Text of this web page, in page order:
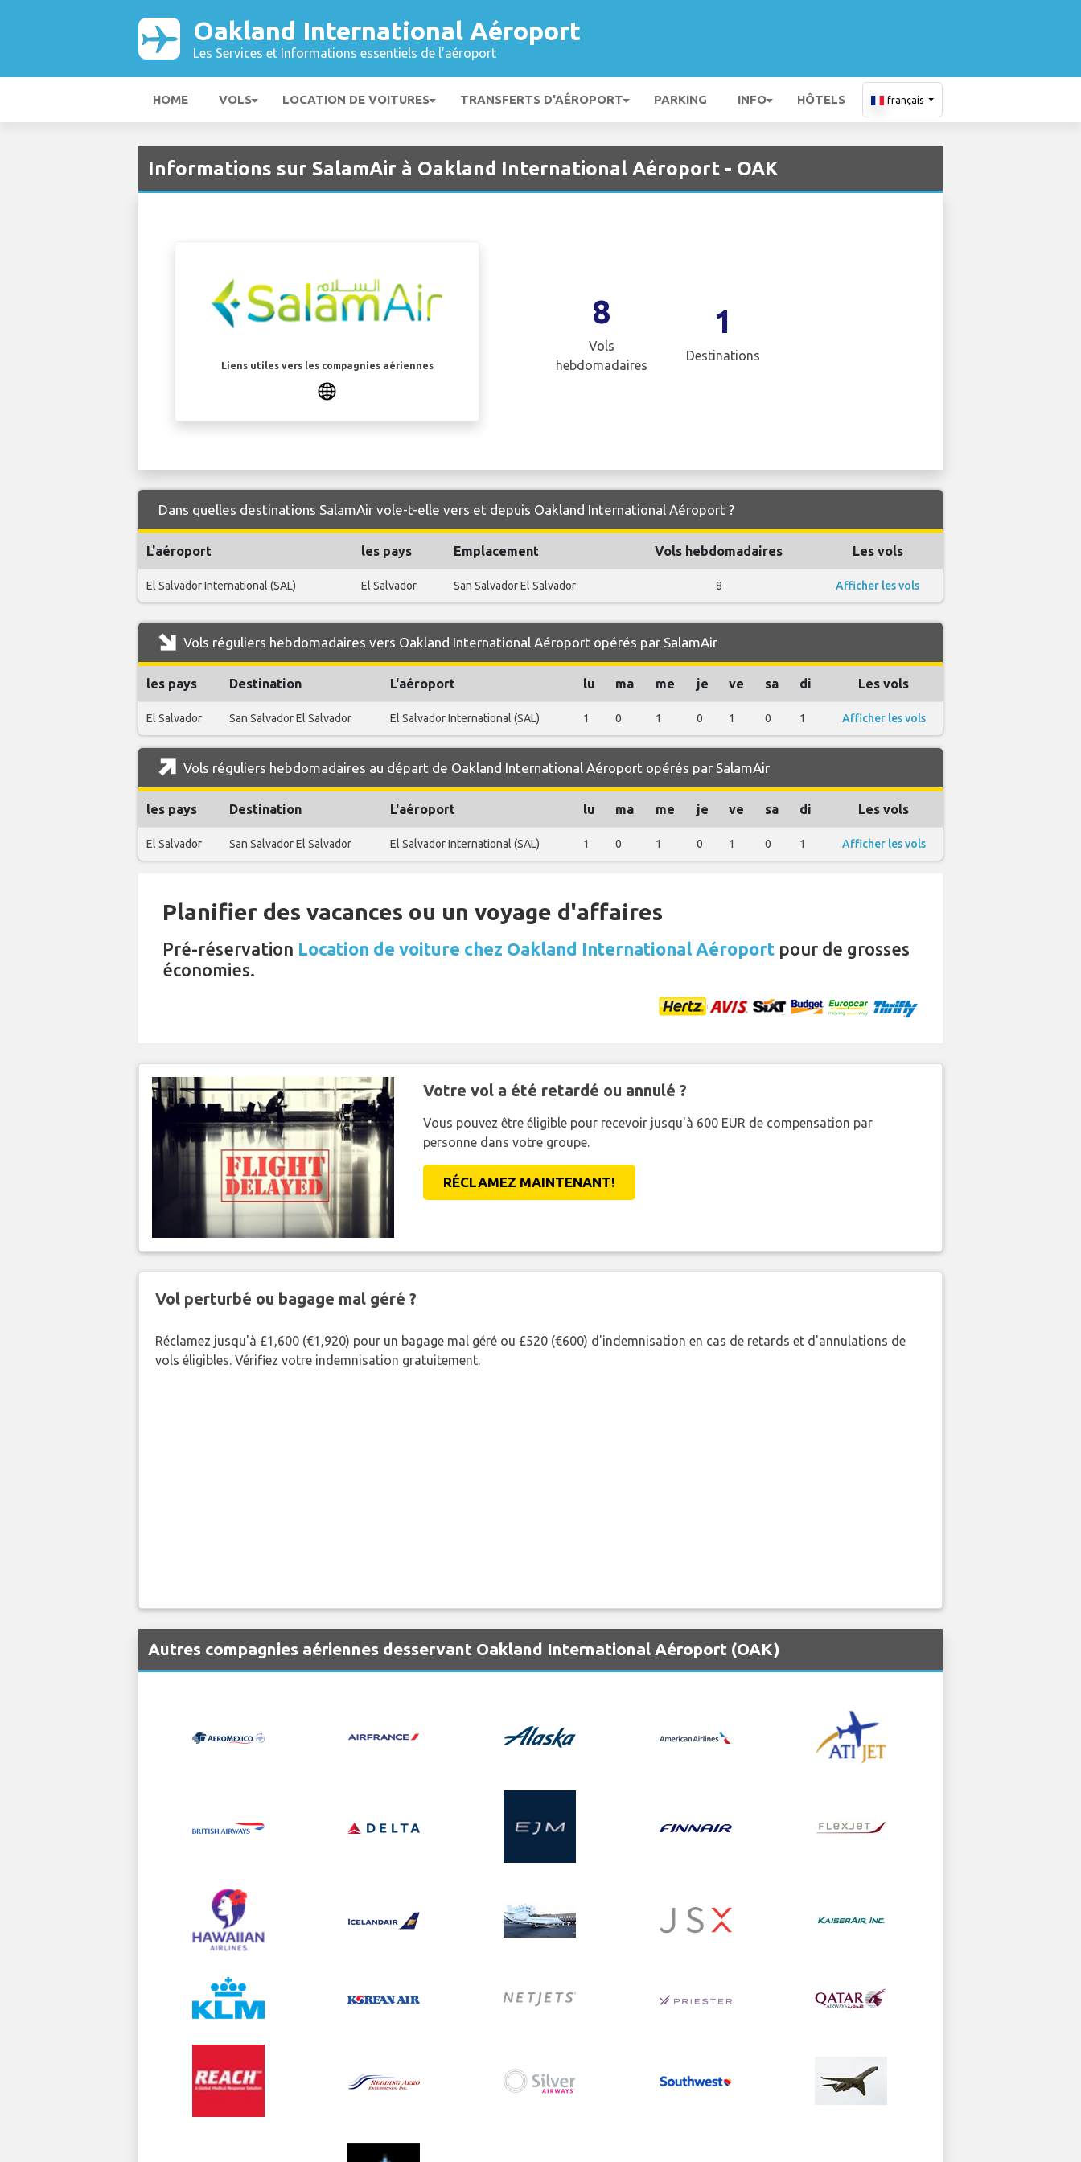
Oakland International Aéroport
Les Services et Informations essentiels de l’aéroport
HOME VOLS LOCATION DE VOITURES TRANSFERTS D'AÉROPORT PARKING INFO HÔTELS français
Informations sur SalamAir à Oakland International Aéroport - OAK
Liens utiles vers les compagnies aériennes
8
Vols
hebdomadaires
1
Destinations
Dans quelles destinations SalamAir vole-t-elle vers et depuis Oakland International Aéroport ?
L'aéroport les pays Emplacement Vols hebdomadaires Les vols
El Salvador International (SAL) El Salvador San Salvador El Salvador 8 Afficher les vols
Vols réguliers hebdomadaires vers Oakland International Aéroport opérés par SalamAir
les pays Destination L'aéroport lu ma me je ve sa di Les vols
El Salvador San Salvador El Salvador El Salvador International (SAL) 1 0 1 0 1 0 1 Afficher les vols
Vols réguliers hebdomadaires au départ de Oakland International Aéroport opérés par SalamAir
les pays Destination L'aéroport lu ma me je ve sa di Les vols
El Salvador San Salvador El Salvador El Salvador International (SAL) 1 0 1 0 1 0 1 Afficher les vols
Planifier des vacances ou un voyage d'affaires
Pré-réservation Location de voiture chez Oakland International Aéroport pour de grosses
économies.
Votre vol a été retardé ou annulé ?
Vous pouvez être éligible pour recevoir jusqu'à 600 EUR de compensation par
personne dans votre groupe.
RÉCLAMEZ MAINTENANT!
Vol perturbé ou bagage mal géré ?
Réclamez jusqu'à £1,600 (€1,920) pour un bagage mal géré ou £520 (€600) d'indemnisation en cas de retards et d'annulations de
vols éligibles. Vérifiez votre indemnisation gratuitement.
Autres compagnies aériennes desservant Oakland International Aéroport (OAK)